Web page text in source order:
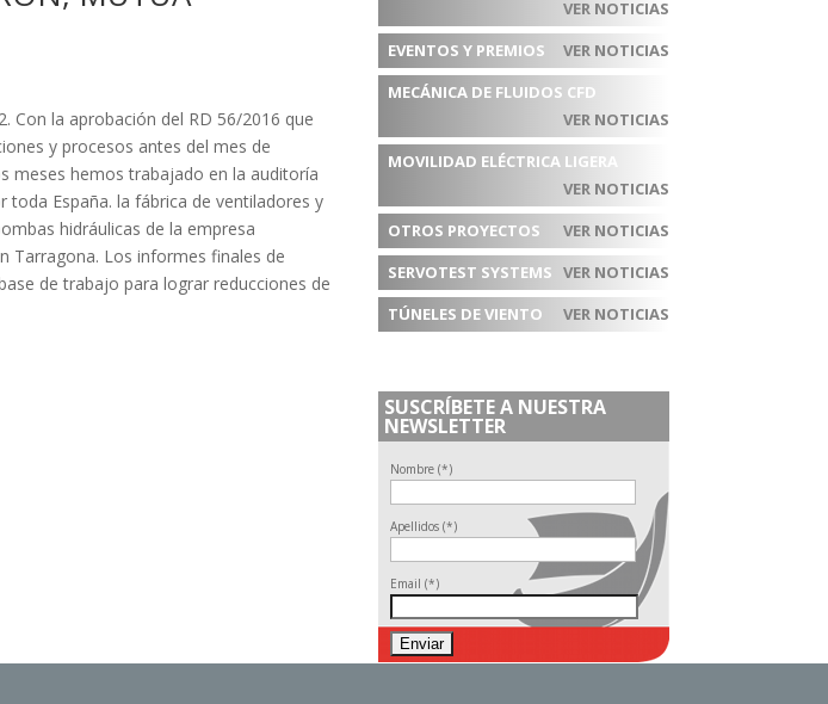
Con la aprobación del RD 56/2016 que
y procesos antes del mes de
meses hemos trabajado en la auditoría
España. la fábrica de ventiladores y
hidráulicas de la empresa
Tarragona. Los informes finales de
de trabajo para lograr reducciones de
VER NOTICIAS
EVENTOS Y PREMIOS
VER NOTICIAS
MECÁNICA DE FLUIDOS CFD
VER NOTICIAS
MOVILIDAD ELÉCTRICA LIGERA
VER NOTICIAS
OTROS PROYECTOS
VER NOTICIAS
SERVOTEST SYSTEMS VER NOTICIAS
TÚNELES DE VIENTO
VER NOTICIAS
SUSCRÍBETE A NUESTRA
NEWSLETTER
Nombre (*)
Apellidos (*)
Email (*)